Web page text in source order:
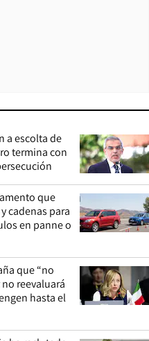
a escolta de
termina con
que
cadenas para
en panne o
que “no
reevaluará
hasta el